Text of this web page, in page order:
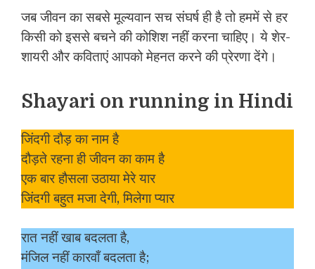
जब जीवन का सबसे मूल्यवान सच संघर्ष ही है तो हममें से हर
किसी को इससे बचने की कोशिश नहीं करना चाहिए। ये शेर-
शायरी और कविताएं आपको मेहनत करने की प्रेरणा देंगे।
Shayari on running in Hindi
जिंदगी दौड़ का नाम है
दौड़ते रहना ही जीवन का काम है
एक बार हौसला उठाया मेरे यार
जिंदगी बहुत मजा देगी, मिलेगा प्यार
रात नहीं खाब बदलता है,
मंजिल नहीं कारवाँ बदलता है;